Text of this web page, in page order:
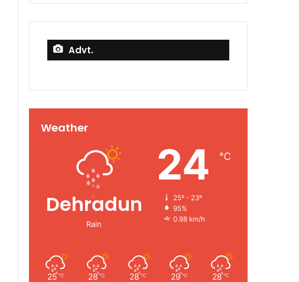
Advt.
Weather
Dehradun
Rain
24 ℃
25º - 23º
95%
0.98 km/h
25 ℃ 28 ℃ 28 ℃ 29 ℃ 28 ℃